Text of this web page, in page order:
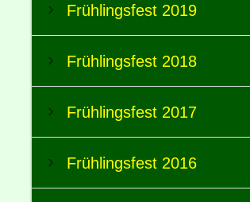
Frühlingsfest 2019
Frühlingsfest 2018
Frühlingsfest 2017
Frühlingsfest 2016